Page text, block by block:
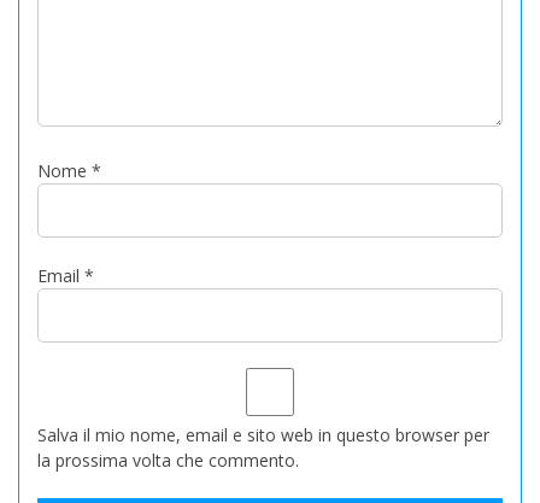
Nome *
Email *
Salva il mio nome, email e sito web in questo browser per
la prossima volta che commento.